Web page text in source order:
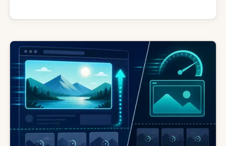
與維護取捨。